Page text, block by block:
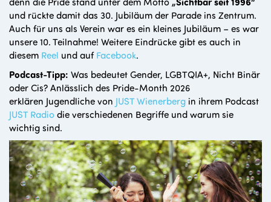
und rückte damit das 30. Jubiläum der Parade ins Zentrum.
Auch für uns als Verein war es ein kleines Jubiläum – es war
unsere 10. Teilnahme! Weitere Eindrücke gibt es auch in
diesem Reel und aufFacebook.
Podcast-Tipp: Was bedeutet Gender, LGBTQIA+, Nicht Binär
oder Cis? Anlässlich des Pride-Month 2026
erklären Jugendliche von JUST Wienerberg in ihrem Podcast
JUST Radio die verschiedenen Begriffe und warum sie
wichtig sind.